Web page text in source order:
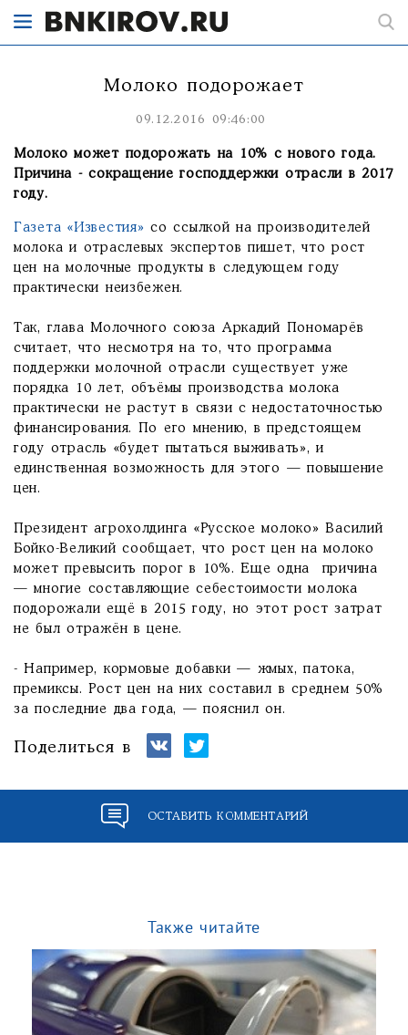
Молоко подорожает
09.12.2016 09:46:00
Молоко может подорожать на 10% с нового года.
Причина - сокращение господдержки отрасли в 2017
году.
Газета «Известия»со ссылкой на производителей
молока и отраслевых экспертов пишет, что рост
цен на молочные продукты в следующем году
практически неизбежен.
Так, глава Молочного союза Аркадий Пономарёв
считает, что несмотря на то, что программа
поддержки молочной отрасли существует уже
порядка 10 лет, объёмы производства молока
практически не растут в связи с недостаточностью
финансирования. По его мнению, в предстоящем
году отрасль «будет пытаться выживать», и
единственная возможность для этого — повышение
цен.
Президент агрохолдинга «Русское молоко» Василий
Бойко-Великий сообщает, что рост цен на молоко
может превысить порог в 10%. Еще одна причина
— многие составляющие себестоимости молока
подорожали ещё в 2015 году, но этот рост затрат
не был отражён в цене.
- Например, кормовые добавки — жмых, патока,
премиксы. Рост цен на них составил в среднем 50%
за последние два года, — пояснил он.
Поделиться в
ОСТАВИТЬ КОММЕНТАРИЙ
Также читайте